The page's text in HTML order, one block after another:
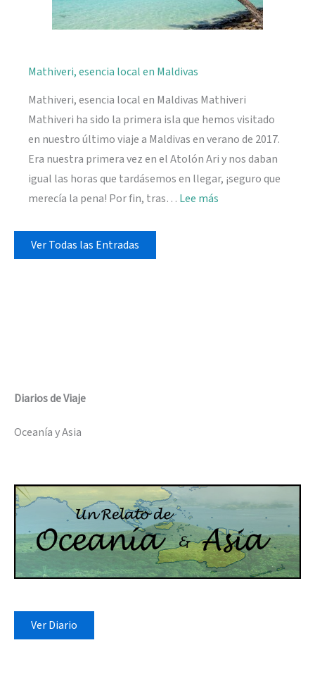
Mathiveri, esencia local en Maldivas
Mathiveri, esencia local en Maldivas Mathiveri
Mathiveri ha sido la primera isla que hemos visitado
en nuestro último viaje a Maldivas en verano de 2017.
Era nuestra primera vez en el Atolón Ari y nos daban
igual las horas que tardásemos en llegar, ¡seguro que
merecía la pena! Por fin, tras… Lee más
Ver Todas las Entradas
Diarios de Viaje
Oceanía y Asia
Ver Diario